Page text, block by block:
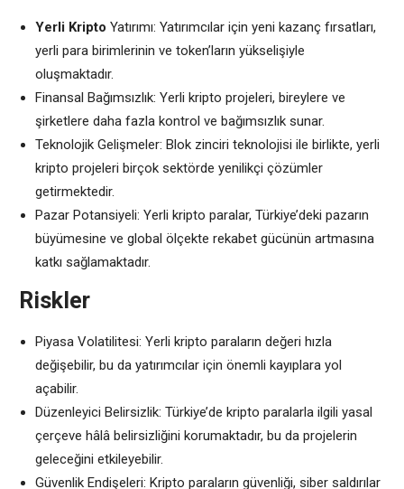
Yerli Kripto Yatırımı: Yatırımcılar için yeni kazanç fırsatları,
yerli para birimlerinin ve token’ların yükselişiyle
oluşmaktadır.
Finansal Bağımsızlık: Yerli kripto projeleri, bireylere ve
şirketlere daha fazla kontrol ve bağımsızlık sunar.
Teknolojik Gelişmeler: Blok zinciri teknolojisi ile birlikte, yerli
kripto projeleri birçok sektörde yenilikçi çözümler
getirmektedir.
Pazar Potansiyeli: Yerli kripto paralar, Türkiye’deki pazarın
büyümesine ve global ölçekte rekabet gücünün artmasına
katkı sağlamaktadır.
Riskler
Piyasa Volatilitesi: Yerli kripto paraların değeri hızla
değişebilir, bu da yatırımcılar için önemli kayıplara yol
açabilir.
Düzenleyici Belirsizlik: Türkiye’de kripto paralarla ilgili yasal
çerçeve hâlâ belirsizliğini korumaktadır, bu da projelerin
geleceğini etkileyebilir.
Güvenlik Endişeleri: Kripto paraların güvenliği, siber saldırılar